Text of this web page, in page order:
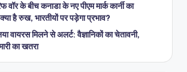
वॉर के बीच कनाडा के नए पीएम मार्क कार्नी का
है रुख, भारतीयों पर पड़ेगा प्रभाव?
वायरस मिलने से अलर्ट: वैज्ञानिकों का चेतावनी,
का खतरा